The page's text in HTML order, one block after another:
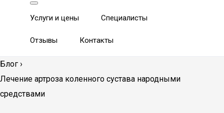
Услуги и цены Специалисты
Отзывы Контакты
Блог ›
Лечение артроза коленного сустава народными
средствами